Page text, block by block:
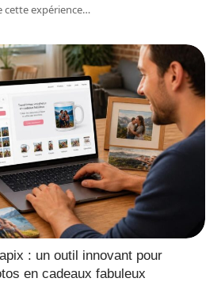
cette expérience…
: un outil innovant pour
en cadeaux fabuleux